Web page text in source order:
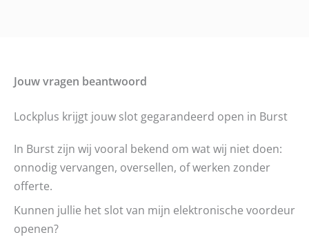
Jouw vragen beantwoord
Lockplus krijgt jouw slot gegarandeerd open in Burst
In Burst zijn wij vooral bekend om wat wij niet doen:
onnodig vervangen, oversellen, of werken zonder
offerte.
Kunnen jullie het slot van mijn elektronische voordeur
openen?